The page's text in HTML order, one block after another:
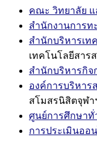
คณะ วิทยาลัย
สำนักงานการท
สำนักบริหารเท
เทคโนโลยีสาร
สำนักบริหารกิจ
องค์การบริหาร
สโมสรนิสิตจุฬา
ศูนย์การศึกษาทั่
การประเมินออ